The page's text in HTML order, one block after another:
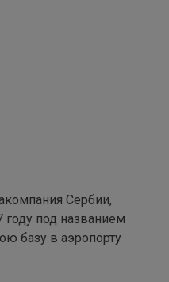
Сербии,
году под названием
базу в аэропорту